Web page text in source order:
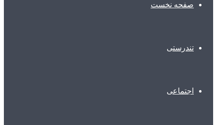
صفحه نخست
تندرستی
اجتماعی